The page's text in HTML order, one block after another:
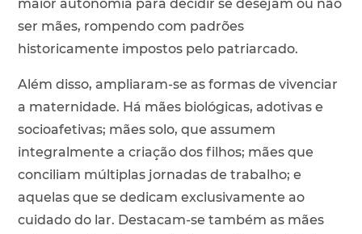
maior autonomia para decidir se desejam ou não
ser mães, rompendo com padrões
historicamente impostos pelo patriarcado.
Além disso, ampliaram-se as formas de vivenciar
a maternidade. Há mães biológicas, adotivas e
socioafetivas; mães solo, que assumem
integralmente a criação dos filhos; mães que
conciliam múltiplas jornadas de trabalho; e
aquelas que se dedicam exclusivamente ao
cuidado do lar. Destacam-se também as mães